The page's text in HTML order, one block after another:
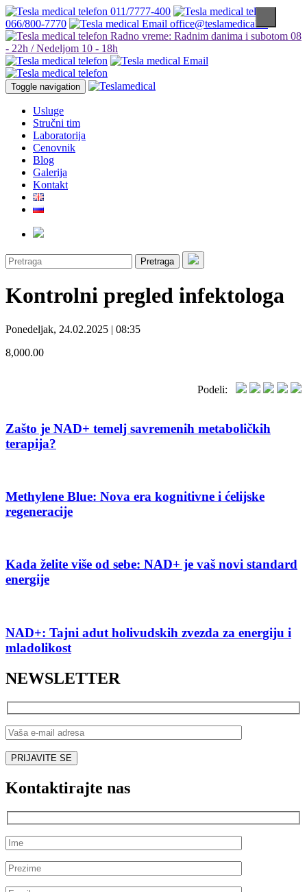
011/7777-400
066/800-7770
office@teslamedical.rs
Radno vreme: Radnim danima i subotom 08
- 22h / Nedeljom 10 - 18h
Toggle navigation
Usluge
Stručni tim
Laboratorija
Cenovnik
Blog
Galerija
Kontakt
Pretraga
Kontrolni pregled infektologa
Ponedeljak, 24.02.2025 | 08:35
8,000.00
Podeli:
Zašto je NAD+ temelj savremenih metaboličkih
terapija?
Methylene Blue: Nova era kognitivne i ćelijske
regeneracije
Kada želite više od sebe: NAD+ je vaš novi standard
energije
NAD+: Tajni adut holivudskih zvezda za energiju i
mladolikost
NEWSLETTER
Kontaktirajte nas